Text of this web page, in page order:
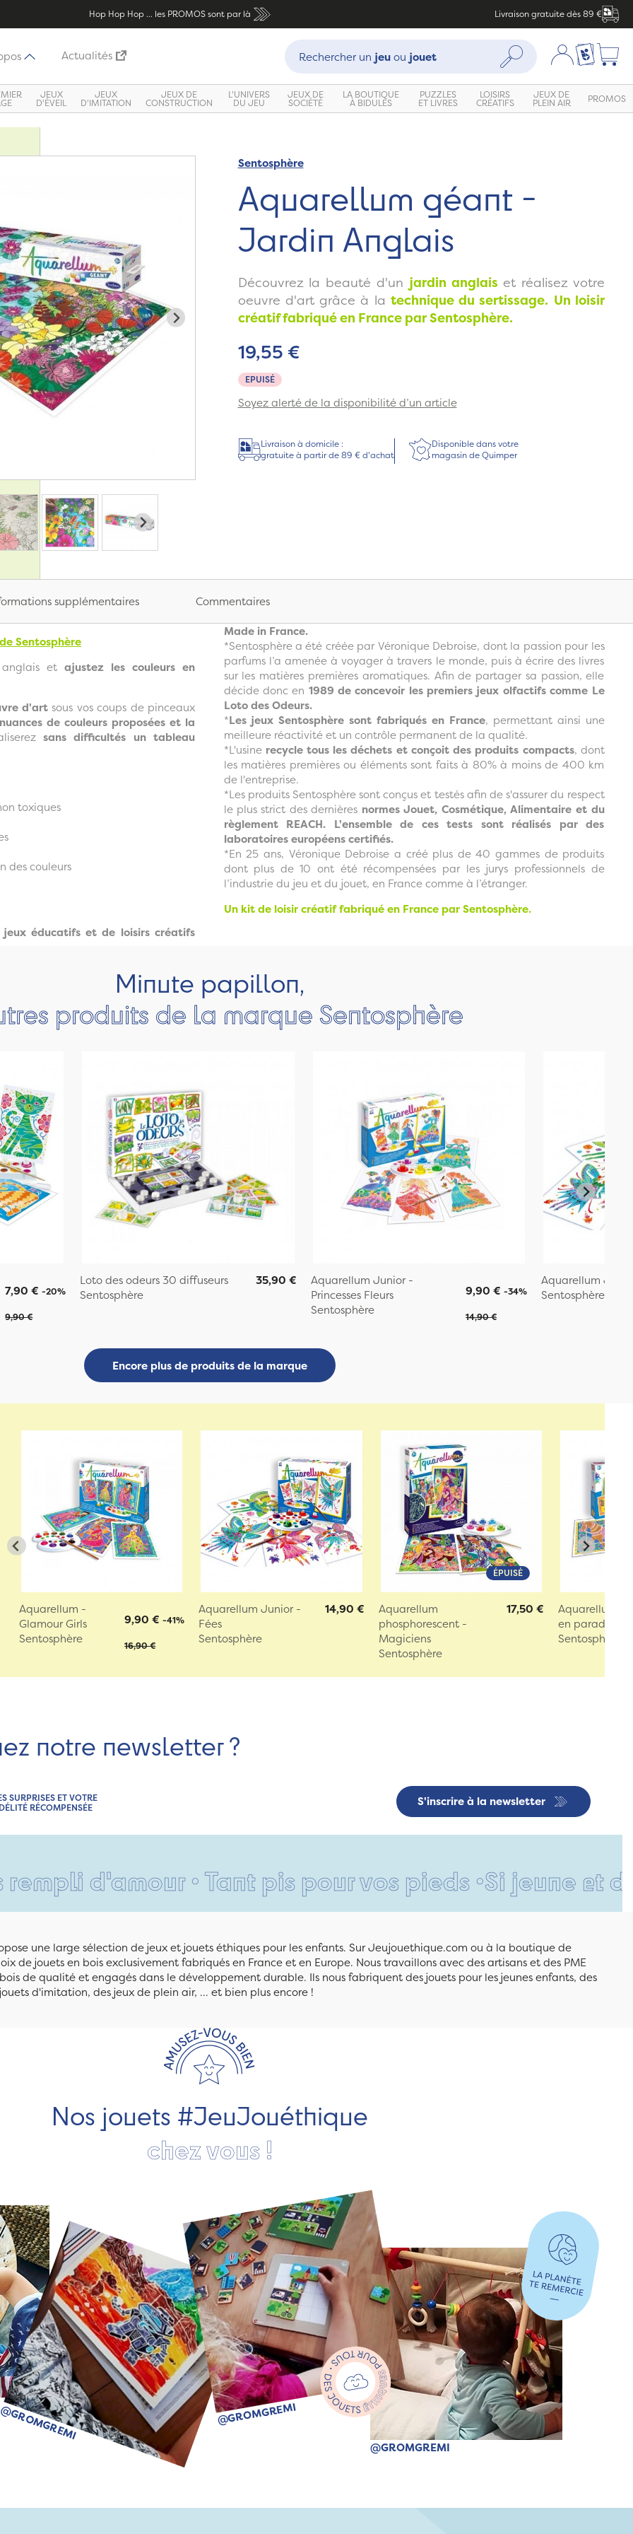
Hop Hop Hop ... les PROMOS sont par là Livraison gratuite dès 89 €
Actualités
Recherche :
Rechercher un jeuou jouet Rechercher Mon compte
Ma liste
JEUX
D'ÉVEIL
JEUX
D'IMITATION
JEUX DE
CONSTRUCTION
L'UNIVERS
DU JEU
JEUX DE
SOCIÉTÉ
LA BOUTIQUE
À BIDULES
PUZZLES
ET LIVRES
LOISIRS
CRÉATIFS
JEUX DE
PLEIN AIR PROMOS
ZoomSentosphère
Aquarellum géant -
Jardin Anglais
Découvrez la beauté d'un jardin anglais et réalisez votre
oeuvre d'art grâce à la technique du sertissage. Un loisir
créatif fabriqué en France par Sentosphère.
EPUISÉ
19,55 €
Soyez alerté de la disponibilité d’un article
Livraison à domicile :
gratuite à partir de 89 € d'achat
Disponible dans votre
magasin de Quimper
supplémentaires Commentaires
Sentosphère
et ajustez les couleurs en
d'art sous vos coups de pinceaux
de couleurs proposées et la
sans difficultés un tableau
toxiques
des couleurs
éducatifs et de loisirs créatifs
Made in France.
*Sentosphère a été créée par Véronique Debroise, dont la passion pour les
parfums l’a amenée à voyager à travers le monde, puis à écrire des livres
sur les matières premières aromatiques. Afin de partager sa passion, elle
décide donc en 1989 de concevoir les premiers jeux olfactifs comme Le
Loto des Odeurs.
*Les jeux Sentosphère sont fabriqués en France, permettant ainsi une
meilleure réactivité et un contrôle permanent de la qualité.
*L'usine recycle tous les déchets et conçoit des produits compacts, dont
les matières premières ou éléments sont faits à 80% à moins de 400 km
de l'entreprise.
*Les produits Sentosphère sont conçus et testés afin de s'assurer du respect
le plus strict des dernières normes Jouet, Cosmétique, Alimentaire et du
règlement REACH. L'ensemble de ces tests sont réalisés par des
laboratoires européens certifiés.
*En 25 ans, Véronique Debroise a créé plus de 40 gammes de produits
dont plus de 10 ont été récompensées par les jurys professionnels de
l’industrie du jeu et du jouet, en France comme à l’étranger.
Un kit de loisir créatif fabriqué en France par Sentosphère.
Minute papillon,
produits de la marque Sentosphère
7,90 €-20%
9,90 €
Loto des odeurs 30 diffuseurs
Sentosphère
35,90 €
Aquarellum Junior -
Princesses Fleurs
Sentosphère
9,90 €-34%
14,90 €
Aquarellum
Sentosphère
Encore plus de produits de la marque
Aquarellum -
Glamour Girls
Sentosphère
9,90 €-41%
16,90 €
Aquarellum Junior -
Fées
Sentosphère
14,90 €
ÉPUISÉ
Aquarellum
phosphorescent -
Magiciens
Sentosphère
17,50 €
Aquarellum -
en parade
Sentosphère
notre newsletter ?
S'inscrire à la newsletter
SURPRISES ET VOTRE
RÉCOMPENSÉE
• Tant pis pour vos pieds •Si jeune et déjà si
une large sélection de jeux et jouets éthiques pour les enfants. Sur Jeujouethique.com ou à la boutique de
de jouets en bois exclusivement fabriqués en France et en Europe. Nous travaillons avec des artisans et des PME
de qualité et engagés dans le développement durable. Ils nous fabriquent des jouets pour les jeunes enfants, des
d'imitation, des jeux de plein air, ... et bien plus encore !
Nos jouets #JeuJouéthique
chez vous !
@GROMGREMI
@GROMGREMI